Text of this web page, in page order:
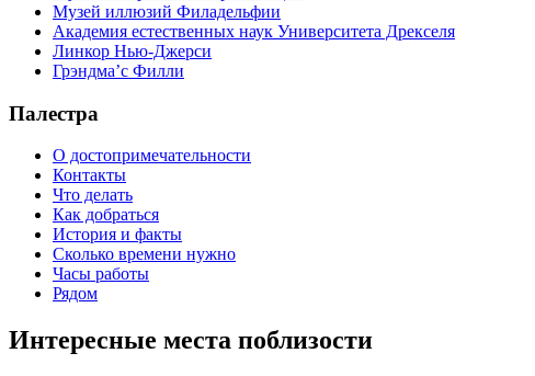
Музей иллюзий Филадельфии
Академия естественных наук Университета Дрекселя
Линкор Нью-Джерси
Грэндма’с Филли
Палестра
О достопримечательности
Контакты
Что делать
Как добраться
История и факты
Сколько времени нужно
Часы работы
Рядом
Интересные места поблизости